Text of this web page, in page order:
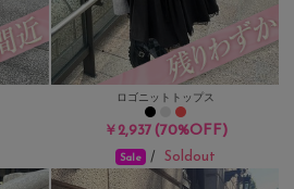
ロゴニットトップス
￥2,937(70%OFF)
Sale / Soldout